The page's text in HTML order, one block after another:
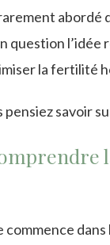
abordé
l’idée
la fertilité
savoir
commence